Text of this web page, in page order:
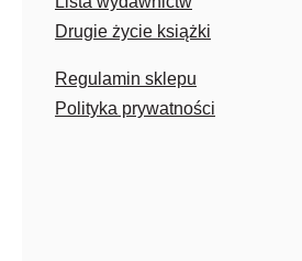
Drugie życie książki
Regulamin sklepu
Polityka prywatności